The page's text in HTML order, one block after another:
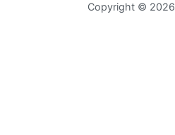
Copyright © 2026